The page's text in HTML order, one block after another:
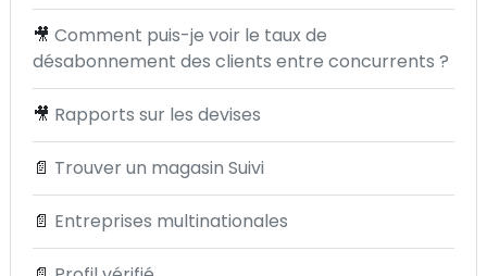
🎥 Comment puis-je voir le taux de
désabonnement des clients entre concurrents ?
🎥 Rapports sur les devises
📄 Trouver un magasin Suivi
📄 Entreprises multinationales